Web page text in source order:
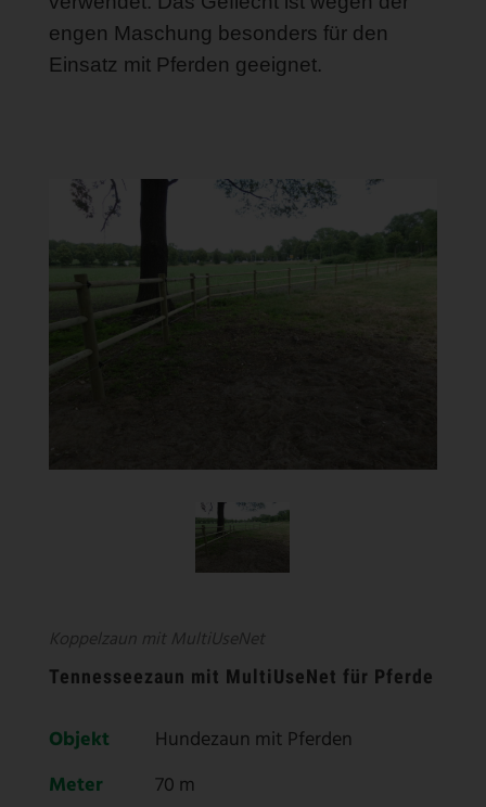
engen Maschung besonders für den
Einsatz mit Pferden geeignet.
Koppelzaun mit MultiUseNet
Tennesseezaun mit MultiUseNet für Pferde
Objekt
Hundezaun mit Pferden
Meter
70 m